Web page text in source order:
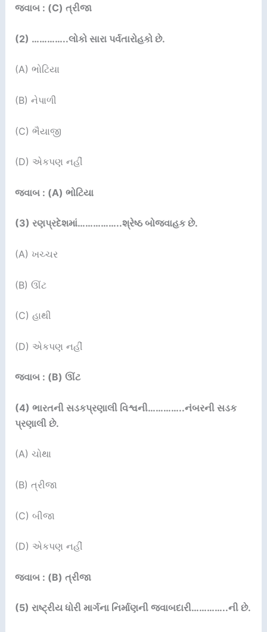
જવાબ : (C) ત્રીજા
(2) …………..લોકો સારા પર્વતારોહકો છે.
(A) ભોટિયા
(B) નેપાળી
(C) ભૈયાજી
(D) એકપણ નહીં
જવાબ : (A) ભોટિયા
(3) રણપ્રદેશમાં……………..શ્રેષ્ઠ બોજવાહક છે.
(A) ખચ્ચર
(B) ઊંટ
(C) હાથી
(D) એકપણ નહીં
જવાબ : (B) ઊંટ
(4) ભારતની સડકપ્રણાલી વિશ્વની…………..નંબરની સડક
પ્રણાલી છે.
(A) ચોથા
(B) ત્રીજા
(C) બીજા
(D) એકપણ નહીં
જવાબ : (B) ત્રીજા
(5) રાષ્ટ્રીય ધોરી માર્ગના નિર્માણની જવાબદારી…………..ની છે.